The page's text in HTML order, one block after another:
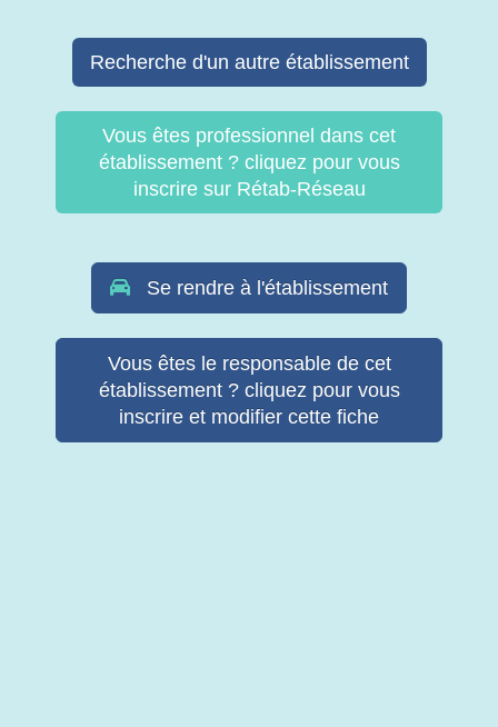
Recherche d'un autre établissement
Vous êtes professionnel dans cet
établissement ? cliquez pour vous
inscrire sur Rétab-Réseau
Se rendre à l'établissement
Vous êtes le responsable de cet
établissement ? cliquez pour vous
inscrire et modifier cette fiche